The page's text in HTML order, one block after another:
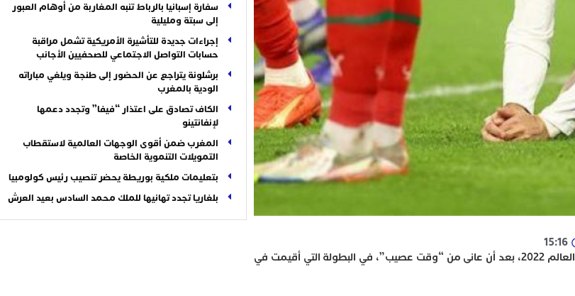
15:16
ظهر اسم النجم البرتغالي كريستيانو رونالدو في أسوأ تشكيلة لكأس العالم 2022، بعد أن عانى من “وقت عصيب”، في البطولة التي أقيمت في
سفارة إسبانيا بالرباط تنبه المغاربة من أوهام العبور
إلى سبتة ومليلية
إجراءات جديدة للتأشيرة الأمريكية تشمل مراقبة
حسابات التواصل الاجتماعي للصحفيين الأجانب
برشلونة يتراجع عن الحضور إلى طنجة ويلغي مباراته
الودية بالمغرب
الكاف تصادق على اعتذار “فيفا” وتجدد دعمها
لإنفانتينو
المغرب ضمن أقوى الوجهات العالمية لاستقطاب
التمويلات التنموية الخاصة
بتعليمات ملكية بوريطة يحضر تنصيب رئيس كولومبيا
بلغاريا تجدد تهانيها للملك محمد السادس بعيد العرش